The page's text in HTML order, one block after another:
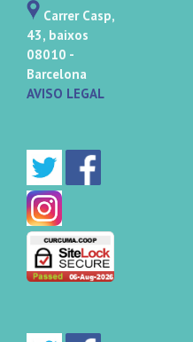
Carrer Casp,
43, baixos
08010 -
Barcelona
AVISO LEGAL